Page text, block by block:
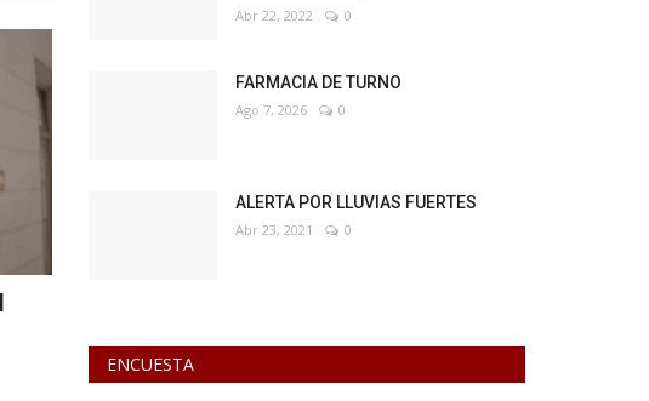
Abr 22, 2022 0
FARMACIA DE TURNO
Ago 7, 2026 0
ALERTA POR LLUVIAS FUERTES
Abr 23, 2021 0
ENCUESTA